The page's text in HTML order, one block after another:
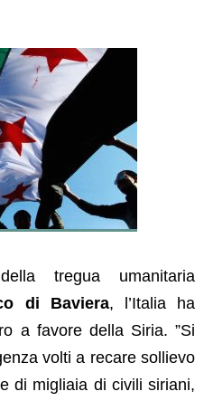
tregua umanitaria
di Baviera, l’Italia ha
a favore della Siria. ”Si
volti a recare sollievo
di migliaia di civili siriani,